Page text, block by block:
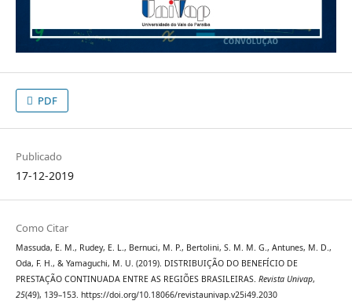
PDF
Publicado
17-12-2019
Como Citar
Massuda, E. M., Rudey, E. L., Bernuci, M. P., Bertolini, S. M. M. G., Antunes, M. D.,
Oda, F. H., & Yamaguchi, M. U. (2019). DISTRIBUIÇÃO DO BENEFÍCIO DE
PRESTAÇÃO CONTINUADA ENTRE AS REGIÕES BRASILEIRAS. Revista Univap,
25(49), 139–153. https://doi.org/10.18066/revistaunivap.v25i49.2030